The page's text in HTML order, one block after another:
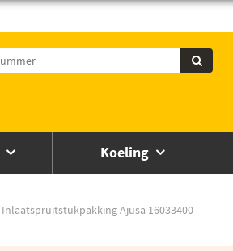
Koeling
Inlaatspruitstukpakking Ajusa 16033400